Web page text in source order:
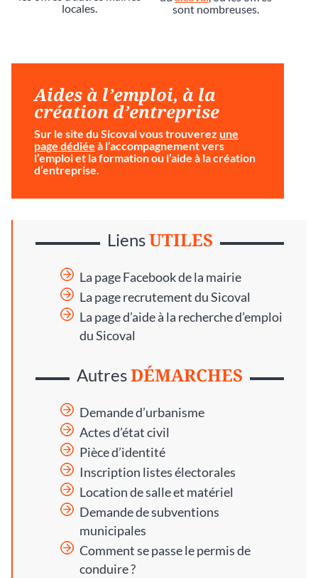
locales.
sont nombreuses.
Aides à l’emploi, à la
création d’entreprise
Sur le site du Sicoval vous trouverez une
page dédiée à l’accompagnement vers
l’emploi et la formation ou l’aide à la création
d’entreprise.
LiensUTILES
La page Facebook de la mairie
La page recrutement du Sicoval
La page d’aide à la recherche d’emploi
du Sicoval
AutresDÉMARCHES
Demande d’urbanisme
Actes d’état civil
Pièce d’identité
Inscription listes électorales
Location de salle et matériel
Demande de subventions
municipales
Comment se passe le permis de
conduire ?